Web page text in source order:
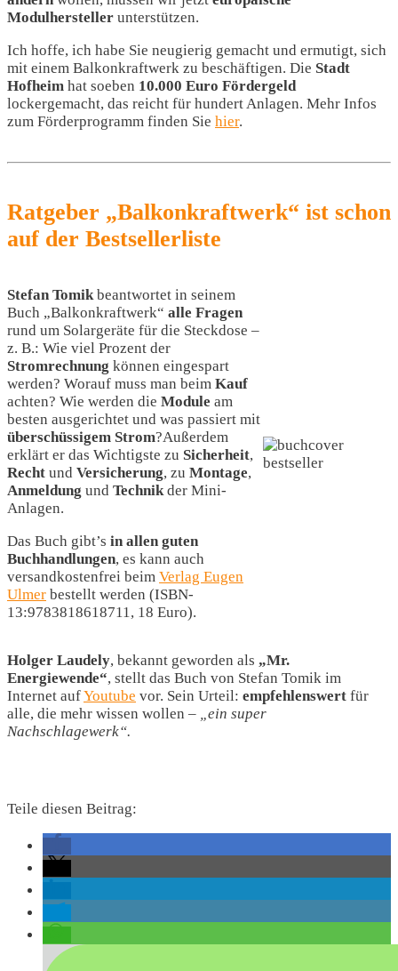
Modulhersteller unterstützen.
Ich hoffe, ich habe Sie neugierig gemacht und ermutigt, sich
mit einem Balkonkraftwerk zu beschäftigen. Die Stadt
Hofheim hat soeben 10.000 Euro Fördergeld
lockergemacht, das reicht für hundert Anlagen. Mehr Infos
zum Förderprogramm finden Sie hier.
Ratgeber „Balkonkraftwerk“ ist schon
auf der Bestsellerliste
Stefan Tomikbeantwortet in seinem
Buch „Balkonkraftwerk“ alle Fragen
rund um Solargeräte für die Steckdose –
z. B.: Wie viel Prozent der
Stromrechnung können eingespart
werden? Worauf muss man beim Kauf
achten? Wie werden die Module am
besten ausgerichtet und was passiert mit
überschüssigem Strom?Außerdem
erklärt er das Wichtigste zu Sicherheit,
Recht und Versicherung, zu Montage,
Anmeldung und Technikder Mini-
Anlagen.
Das Buch gibt’s in allen guten
Buchhandlungen, es kann auch
versandkostenfrei beim Verlag Eugen
Ulmer bestellt werden (ISBN-
13:9783818618711, 18 Euro).
Holger Laudely, bekannt geworden als „Mr.
Energiewende“, stellt das Buch von Stefan Tomik im
Internet aufYoutube vor. Sein Urteil: empfehlenswert für
alle, die mehr wissen wollen – „ein super
Nachschlagewerk“.
Teile diesen Beitrag: